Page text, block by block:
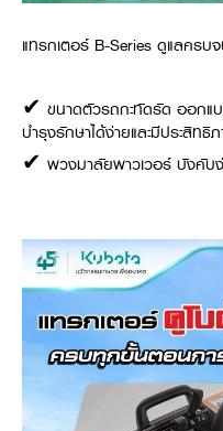
แทรกเตอร์ B-Series ดูแลค
✔ ขนาดตัวรถกะทัดรัด ออกแบ
บำรุงรักษาได้ง่ายและมีประสิทธิ
✔ พวงมาลัยพาวเวอร์ บังคับง่